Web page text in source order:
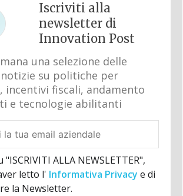
Iscriviti alla
newsletter di
Innovation Post
una selezione delle
su politiche per
incentivi fiscali, andamento
e tecnologie abilitanti
"ISCRIVITI ALLA NEWSLETTER",
letto l' Informativa Privacy e di
la Newsletter.